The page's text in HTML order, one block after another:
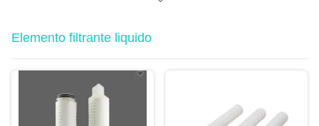
Elemento filtrante liquido